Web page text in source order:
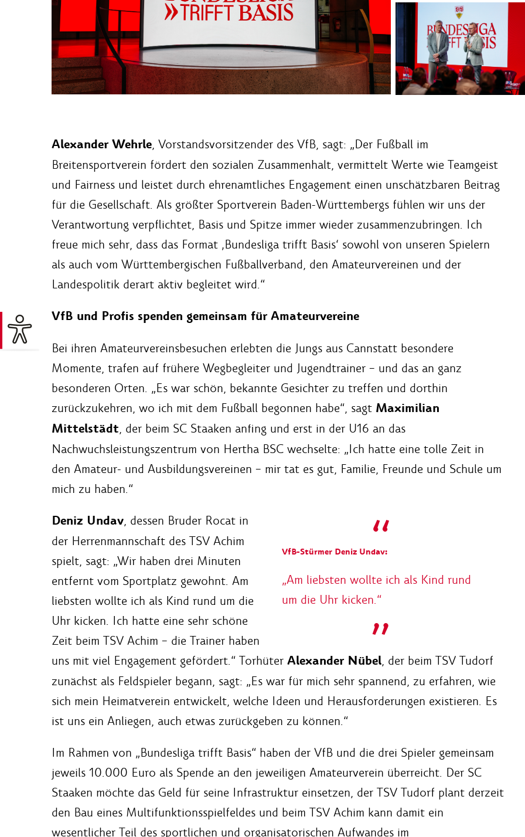
Alexander Wehrle, Vorstandsvorsitzender des VfB, sagt: „Der Fußball im
Breitensportverein fördert den sozialen Zusammenhalt, vermittelt Werte wie Teamgeist
und Fairness und leistet durch ehrenamtliches Engagement einen unschätzbaren Beitrag
für die Gesellschaft. Als größter Sportverein Baden-Württembergs fühlen wir uns der
Verantwortung verpflichtet, Basis und Spitze immer wieder zusammenzubringen. Ich
freue mich sehr, dass das Format ‚Bundesliga trifft Basis‘ sowohl von unseren Spielern
als auch vom Württembergischen Fußballverband, den Amateurvereinen und der
Landespolitik derart aktiv begleitet wird.“
VfB und Profis spenden gemeinsam für Amateurvereine
Bei ihren Amateurvereinsbesuchen erlebten die Jungs aus Cannstatt besondere
Momente, trafen auf frühere Wegbegleiter und Jugendtrainer – und das an ganz
besonderen Orten. „Es war schön, bekannte Gesichter zu treffen und dorthin
zurückzukehren, wo ich mit dem Fußball begonnen habe“, sagt Maximilian
Mittelstädt, der beim SC Staaken anfing und erst in der U16 an das
Nachwuchsleistungszentrum von Hertha BSC wechselte: „Ich hatte eine tolle Zeit in
den Amateur- und Ausbildungsvereinen – mir tat es gut, Familie, Freunde und Schule um
mich zu haben.“
VfB-Stürmer Deniz Undav:
„Am liebsten wollte ich als Kind rund
um die Uhr kicken.“
Deniz Undav, dessen Bruder Rocat in
der Herrenmannschaft des TSV Achim
spielt, sagt: „Wir haben drei Minuten
entfernt vom Sportplatz gewohnt. Am
liebsten wollte ich als Kind rund um die
Uhr kicken. Ich hatte eine sehr schöne
Zeit beim TSV Achim – die Trainer haben
uns mit viel Engagement gefördert.“ Torhüter Alexander Nübel, der beim TSV Tudorf
zunächst als Feldspieler begann, sagt: „Es war für mich sehr spannend, zu erfahren, wie
sich mein Heimatverein entwickelt, welche Ideen und Herausforderungen existieren. Es
ist uns ein Anliegen, auch etwas zurückgeben zu können.“
Im Rahmen von „Bundesliga trifft Basis“ haben der VfB und die drei Spieler gemeinsam
jeweils 10.000 Euro als Spende an den jeweiligen Amateurverein überreicht. Der SC
Staaken möchte das Geld für seine Infrastruktur einsetzen, der TSV Tudorf plant derzeit
den Bau eines Multifunktionsspielfeldes und beim TSV Achim kann damit ein
wesentlicher Teil des sportlichen und organisatorischen Aufwandes im